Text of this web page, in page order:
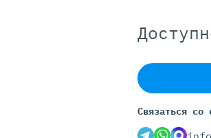
Серверы Huawei Atlas
Связаться со